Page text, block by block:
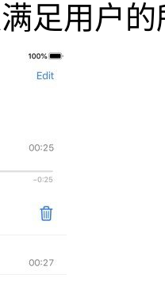
足用户